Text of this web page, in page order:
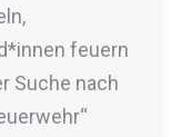
feuern
Suche nach